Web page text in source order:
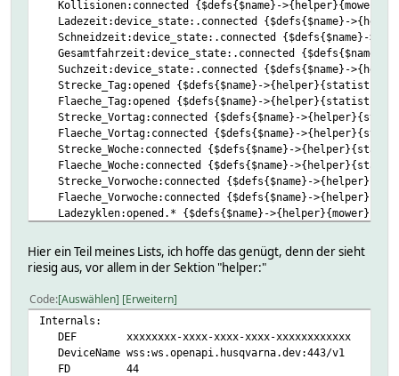
Kollisionen:connected {$defs{$name}-
Ladezeit:device_state:.connected {$defs{$name}-
Schneidzeit:device_state:.connected {$defs{$name}-
Gesamtfahrzeit:device_state:.connected
Suchzeit:device_state:.connected {$defs{$name}-
Strecke_Tag:opened {$defs{$name}-
Flaeche_Tag:opened {$defs{$name}-
Strecke_Vortag:connected {$defs{$name}-
Flaeche_Vortag:connected {$defs{$name}-
Strecke_Woche:connected {$defs{$name}-
Flaeche_Woche:connected {$defs{$name}-
Strecke_Vorwoche:connected {$defs{$name}-
Flaeche_Vorwoche:connected {$defs{$name}-
Ladezyklen:opened.* {$defs{$name}-
Hier ein Teil meines Lists, ich hoffe das genügt, denn der sieht
riesig aus, vor allem in der Sektion "helper:"
Code Auswählen Erweitern
Internals:
DEF xxxxxxxx-xxxx-xxxx-xxxx-xxxxxxxxxxxx
DeviceName wss:ws.openapi.husqvarna.dev:443/v1
FD 44